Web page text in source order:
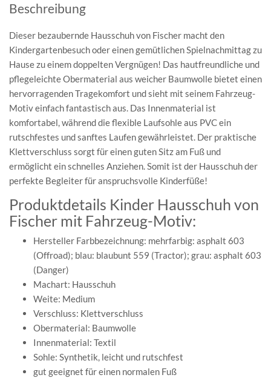
Beschreibung
Dieser bezaubernde Hausschuh von Fischer macht den
Kindergartenbesuch oder einen gemütlichen Spielnachmittag zu
Hause zu einem doppelten Vergnügen! Das hautfreundliche und
pflegeleichte Obermaterial aus weicher Baumwolle bietet einen
hervorragenden Tragekomfort und sieht mit seinem Fahrzeug-
Motiv einfach fantastisch aus. Das Innenmaterial ist
komfortabel, während die flexible Laufsohle aus PVC ein
rutschfestes und sanftes Laufen gewährleistet. Der praktische
Klettverschluss sorgt für einen guten Sitz am Fuß und
ermöglicht ein schnelles Anziehen. Somit ist der Hausschuh der
perfekte Begleiter für anspruchsvolle Kinderfüße!
Produktdetails Kinder Hausschuh von
Fischer mit Fahrzeug-Motiv:
Hersteller Farbbezeichnung: mehrfarbig: asphalt 603
(Offroad); blau: blaubunt 559 (Tractor); grau: asphalt 603
(Danger)
Machart: Hausschuh
Weite: Medium
Verschluss: Klettverschluss
Obermaterial: Baumwolle
Innenmaterial: Textil
Sohle: Synthetik, leicht und rutschfest
gut geeignet für einen normalen Fuß